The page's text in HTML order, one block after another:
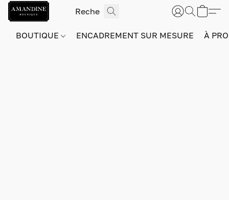
BOUTIQUE ENCADREMENT SUR MESURE À